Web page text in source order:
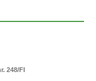
248/FI